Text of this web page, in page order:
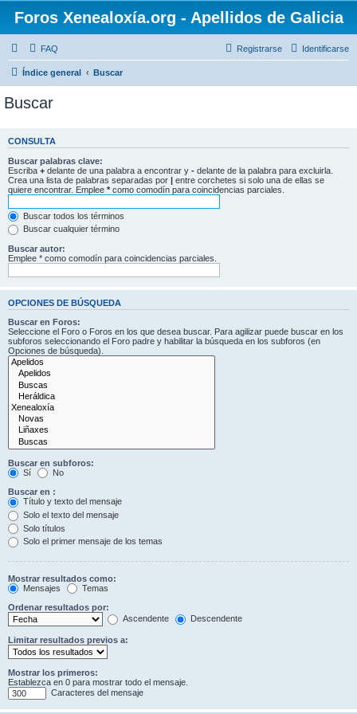
Foros Xenealoxía.org - Apellidos de Galicia
FAQ Identificarse
Registrarse
Índice general Buscar
Buscar
CONSULTA
Buscar palabras clave:
Escriba + delante de una palabra a encontrar y - delante de la palabra para excluirla.
Crea una lista de palabras separadas por | entre corchetes si solo una de ellas se
quiere encontrar. Emplee * como comodín para coincidencias parciales.
Buscar todos los términos
Buscar cualquier término
Buscar autor:
Emplee * como comodín para coincidencias parciales.
OPCIONES DE BÚSQUEDA
Buscar en Foros:
Seleccione el Foro o Foros en los que desea buscar. Para agilizar puede buscar en los
subforos seleccionando el Foro padre y habilitar la búsqueda en los subforos (en
Opciones de búsqueda).
Buscar en subforos:
Sí
No
Buscar en :
Título y texto del mensaje
Solo el texto del mensaje
Solo títulos
Solo el primer mensaje de los temas
Mostrar resultados como:
Mensajes
Temas
Ordenar resultados por:
Ascendente
Descendente
Limitar resultados previos a:
Mostrar los primeros:
Establezca en 0 para mostrar todo el mensaje.
Caracteres del mensaje